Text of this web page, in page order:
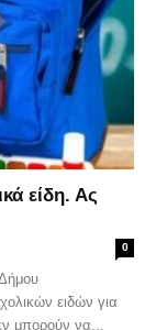
είδη. Ας
0
ειδών για
μπορούν να...